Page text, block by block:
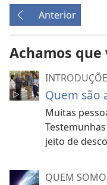
Anterior
Achamos
Quem são
Muitas
jeito de
QUEM